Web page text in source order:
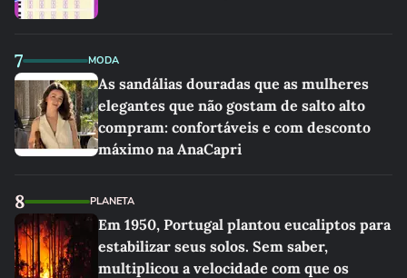
7 MODA
As sandálias douradas que as mulheres
elegantes que não gostam de salto alto
compram: confortáveis e com desconto
máximo na AnaCapri
8 PLANETA
Em 1950, Portugal plantou eucaliptos para
estabilizar seus solos. Sem saber,
multiplicou a velocidade com que os